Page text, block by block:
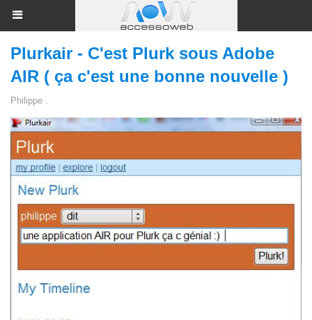
Plurkair - C'est Plurk sous Adobe
AIR ( ça c'est une bonne nouvelle )
Philippe .